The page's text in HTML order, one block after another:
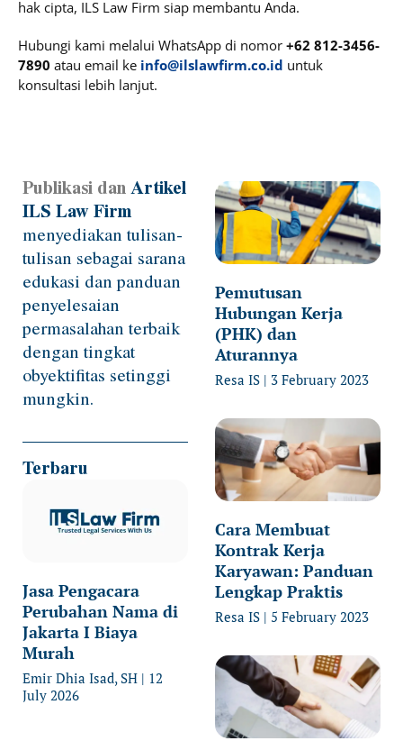
hak cipta, ILS Law Firm siap membantu Anda.
Hubungi kami melalui WhatsApp di nomor +62 812-3456-
7890 atau email ke info@ilslawfirm.co.id untuk
konsultasi lebih lanjut.
Publikasi danArtikel
ILS Law Firm
menyediakan tulisan-
tulisan sebagai sarana
edukasi dan panduan
penyelesaian
permasalahan terbaik
dengan tingkat
obyektifitas setinggi
mungkin.
Terbaru
Jasa Pengacara
Perubahan Nama di
Jakarta I Biaya
Murah
Emir Dhia Isad, SH
12
July 2026
Pemutusan
Hubungan Kerja
(PHK) dan
Aturannya
Resa IS 3 February 2023
Cara Membuat
Kontrak Kerja
Karyawan: Panduan
Lengkap Praktis
Resa IS 5 February 2023
PagePagePagePagePage